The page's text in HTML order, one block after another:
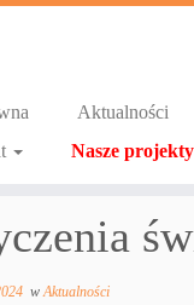
Aktualności
Nasze projekty
wAktualności